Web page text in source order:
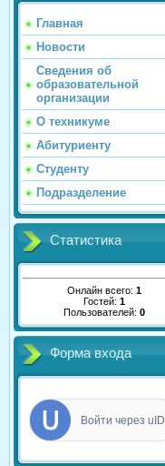
Главная
Новости
Сведения об
образовательной
организации
О техникуме
Абитуриенту
Студенту
Подразделение
Статистика
Онлайн всего: 1
Гостей: 1
Пользователей: 0
Форма входа
Войти через uID